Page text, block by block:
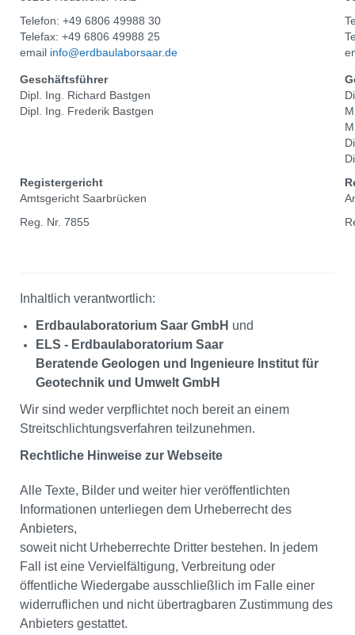
Telefon: +49 6806 49988 30
Telefax: +49 6806 49988 25
email info@erdbaulaborsaar.de
Geschäftsführer
Dipl. Ing. Richard Bastgen
Dipl. Ing. Frederik Bastgen
Registergericht
Amtsgericht Saarbrücken
Reg. Nr. 7855
Inhaltlich verantwortlich:
Erdbaulaboratorium Saar GmbH und
ELS - Erdbaulaboratorium Saar
Beratende Geologen und Ingenieure Institut für
Geotechnik und Umwelt GmbH
Wir sind weder verpflichtet noch bereit an einem
Streitschlichtungsverfahren teilzunehmen.
Rechtliche Hinweise zur Webseite
Alle Texte, Bilder und weiter hier veröffentlichten
Informationen unterliegen dem Urheberrecht des
Anbieters,
soweit nicht Urheberrechte Dritter bestehen. In jedem
Fall ist eine Vervielfältigung, Verbreitung oder
öffentliche Wiedergabe ausschließlich im Falle einer
widerruflichen und nicht übertragbaren Zustimmung des
Anbieters gestattet.